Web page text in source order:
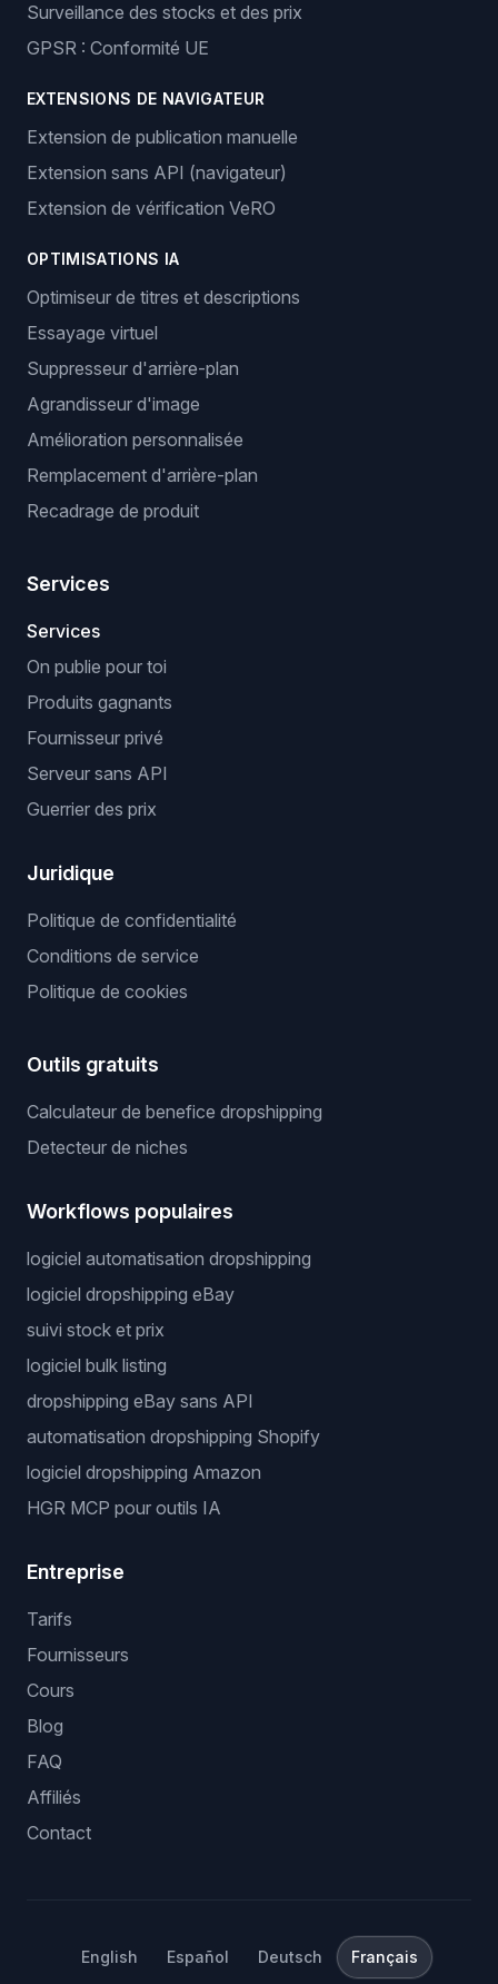
Surveillance des stocks et des prix
GPSR : Conformité UE
EXTENSIONS DE NAVIGATEUR
Extension de publication manuelle
Extension sans API (navigateur)
Extension de vérification VeRO
OPTIMISATIONS IA
Optimiseur de titres et descriptions
Essayage virtuel
Suppresseur d'arrière-plan
Agrandisseur d'image
Amélioration personnalisée
Remplacement d'arrière-plan
Recadrage de produit
Services
Services
On publie pour toi
Produits gagnants
Fournisseur privé
Serveur sans API
Guerrier des prix
Juridique
Politique de confidentialité
Conditions de service
Politique de cookies
Outils gratuits
Calculateur de benefice dropshipping
Detecteur de niches
Workflows populaires
logiciel automatisation dropshipping
logiciel dropshipping eBay
suivi stock et prix
logiciel bulk listing
dropshipping eBay sans API
automatisation dropshipping Shopify
logiciel dropshipping Amazon
HGR MCP pour outils IA
Entreprise
Tarifs
Fournisseurs
Cours
Blog
FAQ
Affiliés
Contact
English Español Deutsch Français